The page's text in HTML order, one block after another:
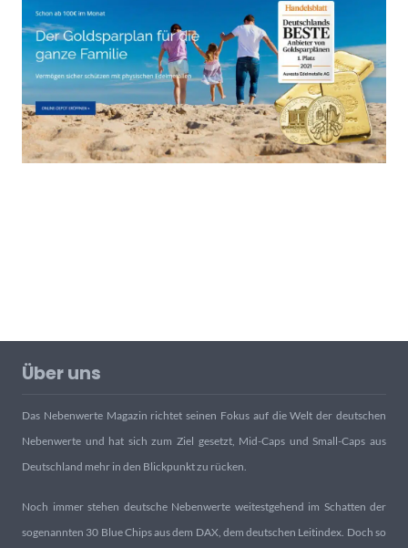
Über uns
Das Nebenwerte Magazin richtet seinen Fokus auf die Welt der deutschen
Nebenwerte und hat sich zum Ziel gesetzt, Mid-Caps und Small-Caps aus
Deutschland mehr in den Blickpunkt zu rücken.
Noch immer stehen deutsche Nebenwerte weitestgehend im Schatten der
sogenannten 30 Blue Chips aus dem DAX, dem deutschen Leitindex. Doch so